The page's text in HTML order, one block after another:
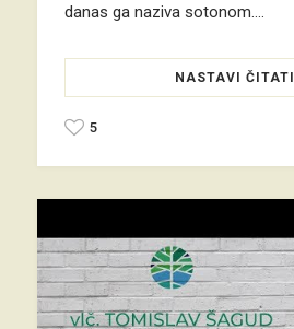
danas ga naziva sotonom.…
NASTAVI ČITATI
5